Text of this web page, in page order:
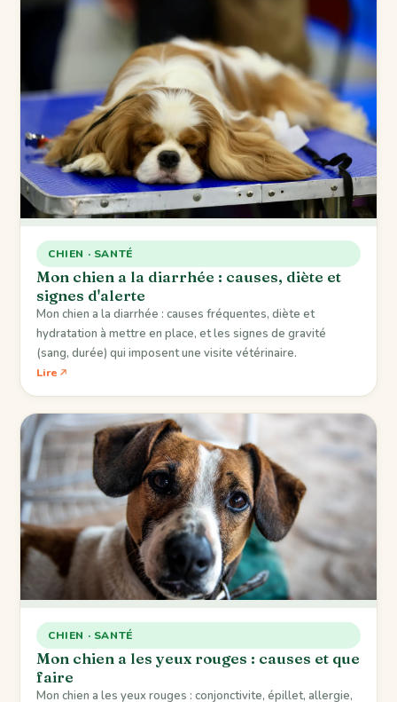
CHIEN · SANTÉ
Mon chien a la diarrhée : causes, diète et
signes d'alerte
Mon chien a la diarrhée : causes fréquentes, diète et
hydratation à mettre en place, et les signes de gravité
(sang, durée) qui imposent une visite vétérinaire.
Lire
CHIEN · SANTÉ
Mon chien a les yeux rouges : causes et que
faire
Mon chien a les yeux rouges : conjonctivite, épillet, allergie,